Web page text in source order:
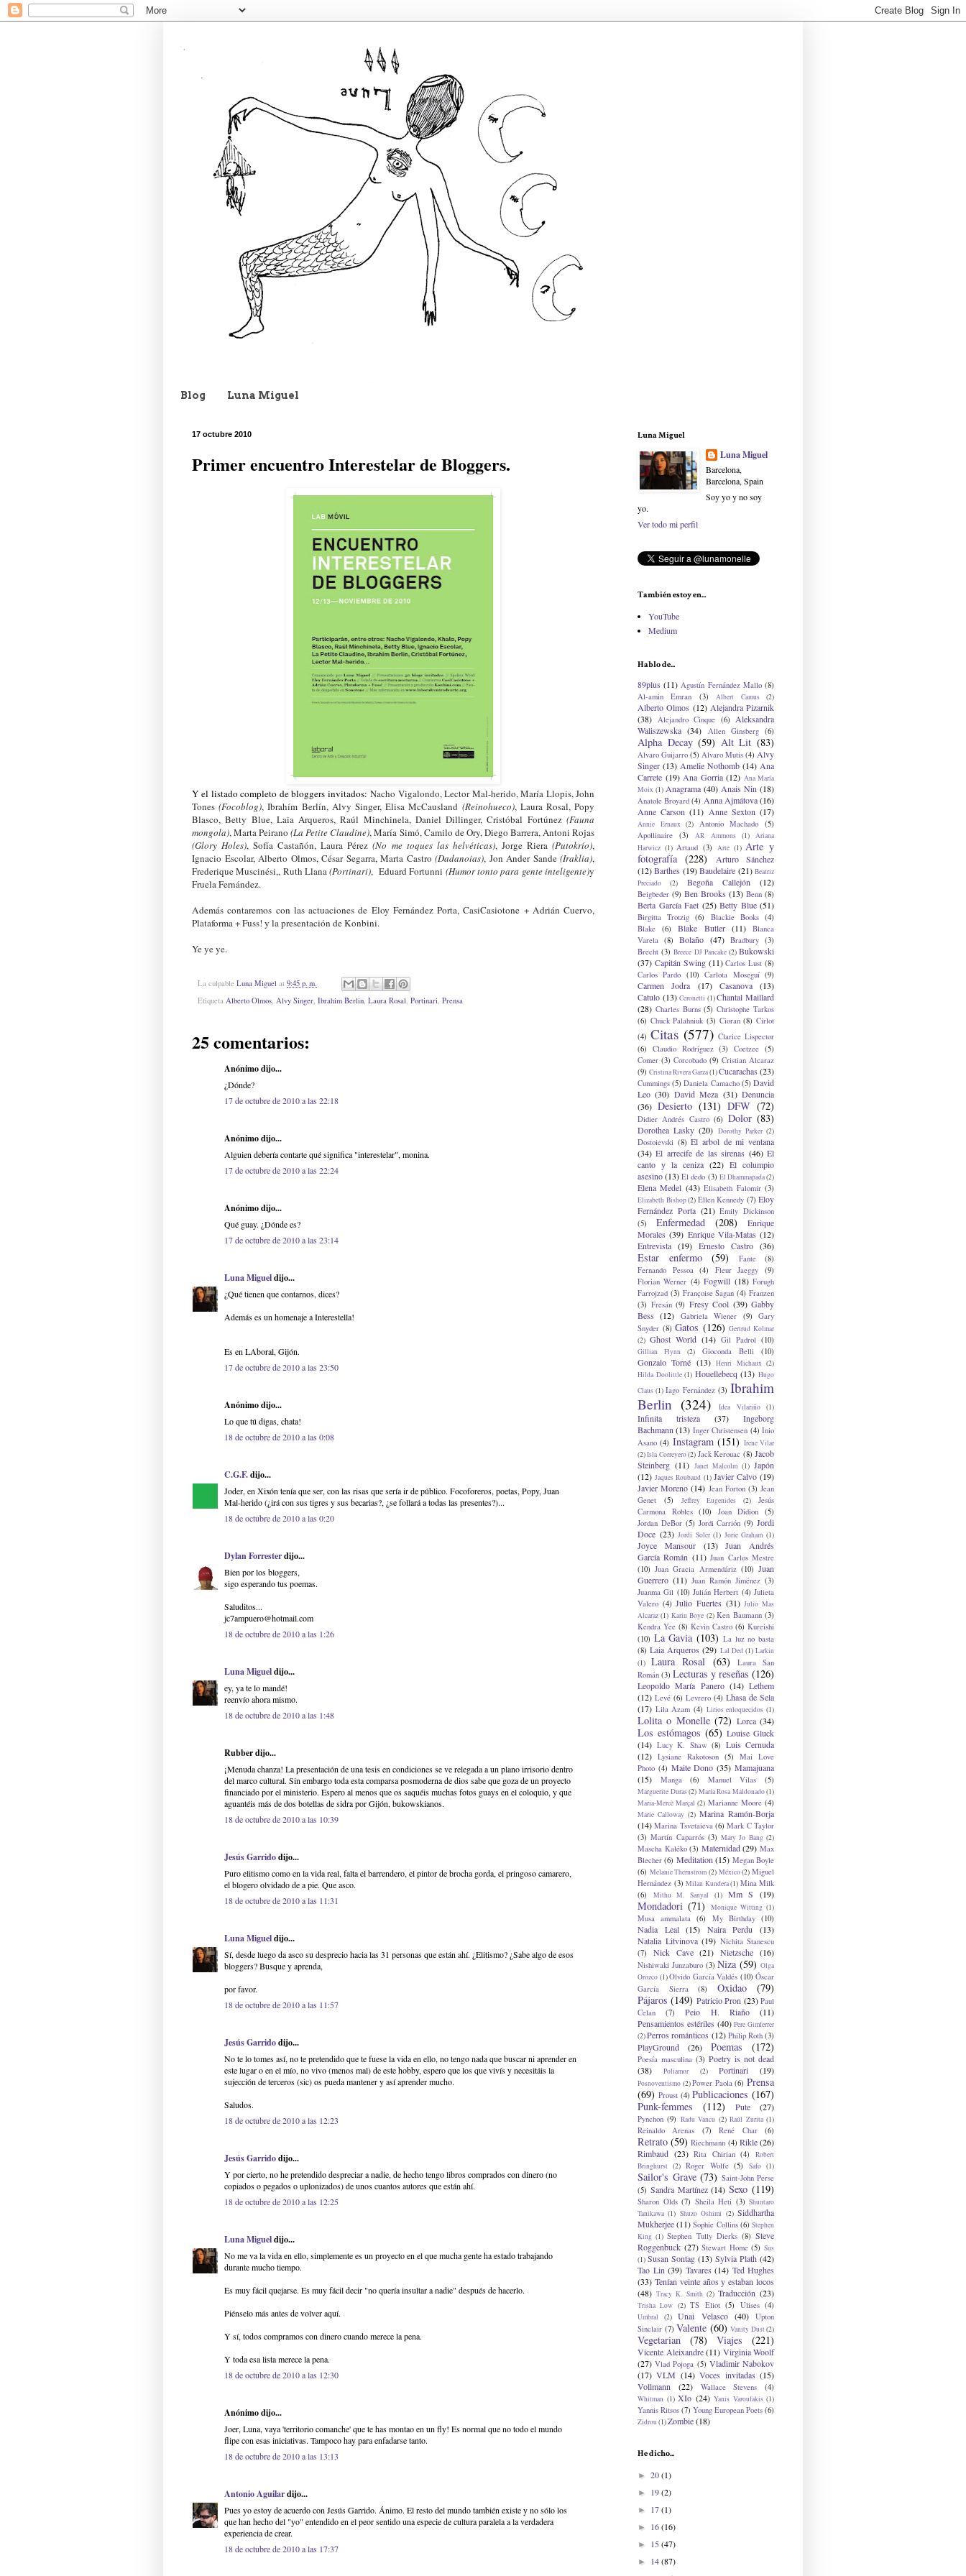
Blog Luna Miguel
17 octubre 2010
Primer encuentro Interestelar de Bloggers.
Y el listado completo de bloggers invitados:Nacho Vigalondo,Lector Mal-herido, María Llopis, John
Tones(Focoblog),Ibrahím Berlín, Alvy Singer,Elisa McCausland (Reinohueco), Laura Rosal, Popy
Blasco,Betty Blue, Laia Arqueros, Raúl Minchinela, Daniel Dillinger,Cristóbal Fortúnez(Fauna
mongola), Marta Peirano(La Petite Claudine), María Simó, Camilo de Ory, Diego Barrera, Antoni Rojas
(Glory Holes),Sofía Castañón, Laura Pérez(No me toques las helvéticas), Jorge Riera(Putokrío),
Ignacio Escolar, Alberto Olmos, César Segarra, Marta Castro (Dadanoias), Jon Ander Sande (Iraklia),
Frederique Muscinési,, Ruth Llana(Portinari), Eduard Fortunni (Humor tonto para gente inteligente)y
Fruela Fernández.
Además contaremos con las actuaciones de Eloy Fernández Porta, CasiCasiotone + Adrián Cuervo,
Plataforma + Fuss! y la presentación de Konbini.
Ye ye ye.
La culpable Luna Miguel at 9:45 p. m.
Etiqueta Alberto Olmos, Alvy Singer, Ibrahim Berlin, Laura Rosal, Portinari, Prensa
25 comentarios:
Anónimo dijo...
¿Dónde?
17 de octubre de 2010 a las 22:18
Anónimo dijo...
Alguien debería contarte qué significa "interestelar", monina.
17 de octubre de 2010 a las 22:24
Anónimo dijo...
Qué guay. ¿Dónde es?
17 de octubre de 2010 a las 23:14
Luna Migueldijo...
¿Qué tienen que contarnos, dices?
Además es un homenaje a Interestella!
Es en LAboral, Gijón.
17 de octubre de 2010 a las 23:50
Anónimo dijo...
Lo que tú digas, chata!
18 de octubre de 2010 a las 0:08
C.G.F.dijo...
Joder, en Xixón tenía que ser, con las risas que sería ir de público. Focoforeros, poetas, Popy, Juan
Mal-herido (¿irá con sus tigres y sus becarias?, ¿se follará a todas las presentes?)...
18 de octubre de 2010 a las 0:20
Dylan Forresterdijo...
Bien por los bloggers,
sigo esperando tus poemas.
Saluditos...
jc7ampuero@hotmail.com
18 de octubre de 2010 a las 1:26
Luna Migueldijo...
ey, ya te lo mandé!
reenvío ahora mismo.
18 de octubre de 2010 a las 1:48
Rubber dijo...
¡Menuda chanza! La presentación de una tesis en condiciones se ve relegada a un plano irrisorio dentro
del marco cultural. Sin embargo toda esta comparsa posmoderna de dios sabe que goza de un proyecto
financiado por el ministerio. Espero al menos que os saquéis muchas fotos guays en el coloquio, y que
aguantéis más de dos botellas de sidra por Gijón, bukowskianos.
18 de octubre de 2010 a las 10:39
Jesús Garridodijo...
Puro elitismo como en la vida real, falta el barrendero, el pintor de brocha gorda, el pringoso camarero,
el blogero olvidado de a pie. Que asco.
18 de octubre de 2010 a las 11:31
Luna Migueldijo...
Sí, desde luego da asco su desprecio hacia las 31 personas que están ahí. ¿Elitismo? ¿Sabe algo de esos
bloggers? Busque y aprenda,
por favor.
18 de octubre de 2010 a las 11:57
Jesús Garridodijo...
No te lo tomes así, no te pretendido que te fuese la vida en ello, no tengo nada que buscar ni aprender en
este lugar o en el mío, no vivo (menos mal) de este hobby, espero que los que vivís y necesitáis la
sujección de terceros (sic) os pueda mantener y así aprender mucho.
Saludos.
18 de octubre de 2010 a las 12:23
Jesús Garridodijo...
Y por cierto, no he pretendido despreciar a nadie, de hecho tengo libros comprados con dinero (no
copiados o pegados o uplonizados) de unos cuantos autores que están ahí.
18 de octubre de 2010 a las 12:25
Luna Migueldijo...
No me va la vida en ello, simplemente es un proyecto en el que mucha gente ha estado trabajando
durante mucho tiempo.
Es muy fácil quejarse. Es muy fácil decir "no quería insultar a nadie" después de hacerlo.
Piénselo más antes de volver aquí.
Y sí, todos compramos con dinero cuando merece la pena.
Y toda esa lista merece la pena.
18 de octubre de 2010 a las 12:30
Anónimo dijo...
Joer, Luna, vaya 'territorio comanche' que te has montao en un fly! Es normal que no todo el mundo
flipe con esas iniciativas. Tampoco hay para enfadarse tanto.
18 de octubre de 2010 a las 13:13
Antonio Aguilardijo...
Pues yo estoy de acuerdo con Jesús Garrido. Ánimo. El resto del mundo también existe y no sólo los
que han hecho del "yo" entendido en el peor sentido una especie de cultura paralela a la verdadera
experiencia de crear.
18 de octubre de 2010 a las 17:37
Luna Miguel
Luna Miguel
Barcelona,
Barcelona, Spain
Soy yo y no soy
yo.
Ver todo mi perfil
También estoy en...
YouTube
Medium
Hablo de...
89plus (11) Agustín Fernández Mallo (8)
Al-amin Emran
(3) Albert Camus (2)
Alberto Olmos (12) Alejandra Pizarnik
(38)
Alejandro Cinque (6)
Aleksandra
Waliszewska (34) Allen Ginsberg (6)
Alpha Decay (59) Alt Lit (83)
Alvaro Guijarro (5) Alvaro Mutis (4) Alvy
Singer (13) Amelie Nothomb (14) Ana
Carrete (19) Ana Gorria (12) Ana María
Moix (1) Anagrama (40) Anais Nin (18)
Anatole Broyard (4) Anna Ajmátova (16)
Anne Carson (11) Anne Sexton (17)
Annie Ernaux (2) Antonio Machado
(5)
Apollinaire
(3) AR Ammons (1)
Ariana
Harwicz (1) Artaud (3) Arte (1) Arte y
fotografía (228)
Arturo Sánchez
(12) Barthes (19) Baudelaire (21) Beatriz
Preciado
(2) Begoña Callejón (12)
Beigbeder (9) Ben Brooks (13) Benn (8)
Berta García Faet (25) Betty Blue (51)
Birgitta Trotzig (6) Blackie Books (4)
Blake
(6) Blake Butler (11)
Blanca
Varela
(8) Bolaño (47) Bradbury (3)
Brecht (3) Breece DJ Pancake (2) Bukowski
(37) Capitán Swing (11) Carlos Lust (8)
Carlos Pardo (10) Carlota Moseguí (9)
Carmen Jodra (17) Casanova
(13)
Catulo (13) Ceronetti (1) Chantal Maillard
(28) Charles Burns (5) Christophe Tarkos
(6) Chuck Palahniuk (3) Cioran (8) Cirlot
(4) Citas (577) Clarice Lispector
(6)
Claudio Rodríguez (3) Coetzee (5)
Comer (3) Corcobado (9) Cristian Alcaraz
(9) Cristina Rivera Garza(1)Cucarachas (23)
Cummings (5) Daniela Camacho (5) David
Leo (30) David Meza (31) Denuncia
(36) Desierto (131) DFW (72)
Didier Andrés Castro (6) Dolor (83)
Dorothea Lasky (20) Dorothy Parker (2)
Dostoievski (8) El arbol de mi ventana
(34) El arrecife de las sirenas (46) El
canto y la ceniza (22) El columpio
asesino(13) El dedo (3) El Dhammapada(2)
Elena Medel (43) Elisabeth Falomir (3)
Elizabeth Bishop(2) Ellen Kennedy (7) Eloy
Fernández Porta (21) Emily Dickinson
(5)
Enfermedad (208)
Enrique
Morales (39) Enrique Vila-Matas (12)
Entrevista (19) Ernesto Castro (36)
Estar enfermo (59) Fante
(8)
Fernando Pessoa
(4) Fleur Jaeggy
(9)
Florian Werner (4) Fogwill (18) Forugh
Farrojzad (3) Françoise Sagan (4) Franzen
(3) Fresán (9) Fresy Cool (39) Gabby
Bess (12) Gabriela Wiener (9)
Gary
Snyder (8) Gatos (126) Gertrud Kolmar
(2) Ghost World (14) Gil Padrol (10)
Gillian Flynn (2) Gioconda Belli (10)
Gonzalo Torné (13) Henri Michaux (2)
Hilda Doolittle (1) Houellebecq (13) Hugo
Claus (1) Iago Fernández (3) Ibrahim
Berlin (324) Idea Vilariño (1)
Infinita tristeza (37)
Ingeborg
Bachmann (13) Inger Christensen (4) Inio
Asano (4) Instagram (151) Irene Vilar
(2)Isla Correyero(2) Jack Kerouac (8) Jacob
Steinberg (11) Janet Malcolm (1) Japón
(12) Jaques Roubaud (1) Javier Calvo (19)
Javier Moreno (14) Jean Forton (3) Jean
Genet
(5) Jeffrey Eugenides (2)
Jesús
Carmona Robles
(10) Joan Didion
(5)
Jordan DeBor (5) Jordi Carrión (9) Jordi
Doce (23) Jordi Soler (1) Jorie Graham (1)
Joyce Mansour (13)
Juan Andrés
García Román (11) Juan Carlos Mestre
(10) Juan Gracia Armendáriz (10) Juan
Guerrero (11) Juan Ramón Jiménez (3)
Juanma Gil (10) Julián Herbert (4) Julieta
Valero (4) Julio Fuertes (31) Julio Mas
Alcaraz (1) Karin Boye (2) Ken Baumann (3)
Kendra Yee (8) Kevin Castro (6) Kureishi
(10) La Gavia (103) La luz no basta
(8) Laia Arqueros (29) Lal Ded (1) Larkin
(1)
Laura Rosal (63)
Laura San
Román (3) Lecturas y reseñas (126)
Leopoldo María Panero (14) Lethem
(12) Levé (6) Levrero (4) Lhasa de Sela
(17) Lila Azam (4) Lirios enloquecidos (1)
Lolita o Monelle (72) Lorca (34)
Los estómagos (65) Louise Gluck
(14) Lucy K. Shaw (8) Luis Cernuda
(12) Lysiane Rakotoson (5)
Mai Love
Photo (4) Maite Dono (35) Mamajuana
(15)
Manga (6) Manuel Vilas (5)
Marguerite Duras(2) María Rosa Maldonado(1)
Maria-Mercè Marçal (2) Marianne Moore (4)
Marie Calloway (2) Marina Ramón-Borja
(14) Marina Tsvetaieva (6) Mark C Taylor
(3) Martín Caparrós (3) Mary Jo Bang (2)
Mascha Kaléko (3) Maternidad (29) Max
Blecher (6) Meditation (15) Megan Boyle
(6) Melanie Thernstrom (2) México (2) Miguel
Hernández (3) Milan Kundera(1) Mina Milk
(6)
Mithu M. Sanyal (1) Mm S (19)
Mondadori (71) Monique Witting (1)
Musa ammalata (6) My Birthday (10)
Nadia Leal (15) Naira Perdu
(13)
Natalia Litvinova (19) Nichita Stanescu
(7)
Nick Cave (21) Nietzsche (16)
Nishiwaki Junzaburo (3) Niza (59) Olga
Orozco (1)Olvido García Valdés (10) Óscar
García Sierra
(8) Oxidao
(79)
Pájaros (149) Patricio Pron (23) Paul
Celan
(7) Peio H. Riaño
(11)
Pensamientos estériles (40) Pere Gimferrer
(2)Perros románticos (12) Philip Roth (3)
PlayGround (26) Poemas (172)
Poesía masculina (3) Poetry is not dead
(38)
Poliamor (2) Portinari (19)
Posnoventismo (2) Power Paola (6) Prensa
(69) Proust (4) Publicaciones (167)
Punk-femmes
(112) Pute (27)
Pynchon (9) Radu Vancu (2) Raúl Zurita (1)
Reinaldo Arenas (7) René Char (6)
Retrato (59) Riechmann (4) Rikle (26)
Rimbaud (23) Rita Chirian (4)
Robert
Bringhurst (2) Roger Wolfe (5) Safo (1)
Sailor's Grave (73) Saint-John Perse
(5) Sandra Martínez (14) Sexo (119)
Sharon Olds (7) Sheila Heti (3) Shuntaro
Tanikawa (1) Shuzo Oshimi (2) Siddhartha
Mukherjee (11) Sophie Collins (6) Stephen
King (1) Stephen Tully Dierks (8) Steve
Roggenbuck (27) Stewart Home (5) Sus
(1) Susan Sontag (13) Sylvia Plath (42)
Tao Lin (39) Tavares (14) Ted Hughes
(33) Tenían veinte años y estaban locos
(48) Tracy K. Smith (2) Traducción (23)
Trisha Low (2) TS Eliot (5) Ulises (4)
Umbral (2) Unai Velasco (40)
Upton
Sinclair (7) Valente (60) Vanity Dust(2)
Vegetarian (78) Viajes (221)
Vicente Aleixandre (11) Virginia Woolf
(27) Vlad Pojoga (5) Vladimir Nabokov
(17) VLM (14) Voces invitadas (15)
Vollmann
(22) Wallace Stevens (4)
Whitman (1) XIo (24) Yanis Varoufakis (1)
Yannis Ritsos (7) Young European Poets (6)
Zidrou(1)Zombie(18)
He dicho...
► 20(1)
► 19(2)
► 17(1)
► 16(16)
► 15(47)
► 14(87)